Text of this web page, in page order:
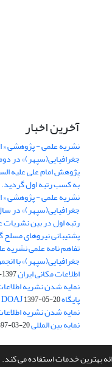
بهترین خدمات استفاده می کند.
آخرین اخبار
نشریه علمی - پژوهشی «
جغرافیایی(سپهر)» در
به کسب رتبه اول گردید.
نشریه علمی - پژوهشی «
رتبه اول در بین
پشتیبانی نیروهای مسلح
تفاهم نامه علمی نشریه
جغرافیایی(سپهر)» با
اطلاعات مکانی ایران1397-07-28
نمایه شدن نشریه
پایگاه DOAJ1397-05-20
نمایه شدن نشریه
نمایه بین المللی J-Gate03-20
طراحی و پیاده سازی ازسیناوب